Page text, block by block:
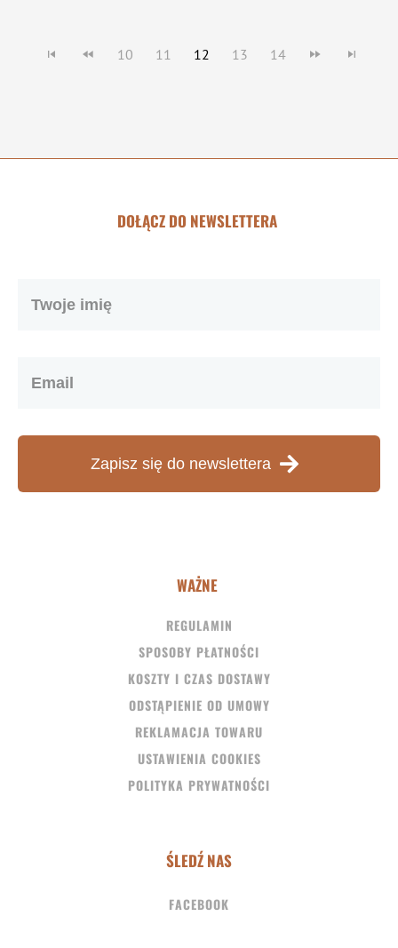
10 11 12 13 14
DOŁĄCZ DO NEWSLETTERA
Zapisz się do newslettera
WAŻNE
REGULAMIN
SPOSOBY PŁATNOŚCI
KOSZTY I CZAS DOSTAWY
ODSTĄPIENIE OD UMOWY
REKLAMACJA TOWARU
USTAWIENIA COOKIES
POLITYKA PRYWATNOŚCI
ŚLEDŹ NAS
FACEBOOK